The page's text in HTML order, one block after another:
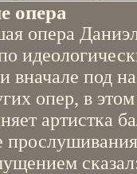
опера
опера
вначале под
опер, в
артистка